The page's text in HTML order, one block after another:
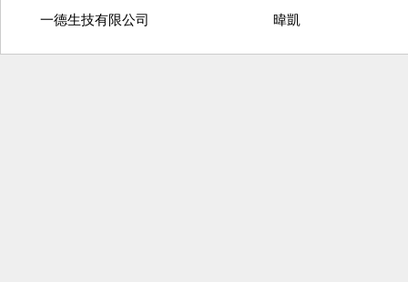
一德生技有限公司 暐凱